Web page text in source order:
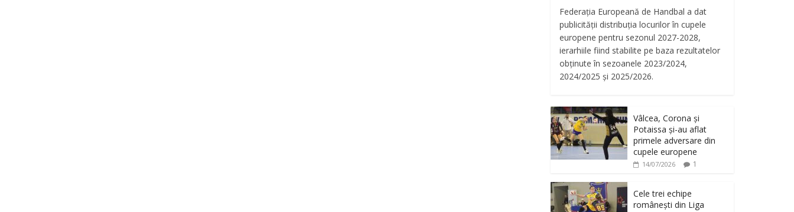
Federația Europeană de Handbal a dat
publicității distribuția locurilor în cupele
europene pentru sezonul 2027-2028,
ierarhiile fiind stabilite pe baza rezultatelor
obținute în sezoanele 2023/2024,
2024/2025 și 2025/2026.
Vâlcea, Corona și
Potaissa și-au aflat
primele adversare din
cupele europene
14/07/2026 1
Cele trei echipe
românești din Liga